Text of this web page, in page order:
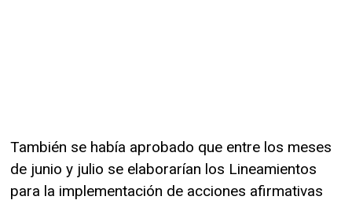
También se había aprobado que entre los meses
de junio y julio se elaborarían los Lineamientos
para la implementación de acciones afirmativas